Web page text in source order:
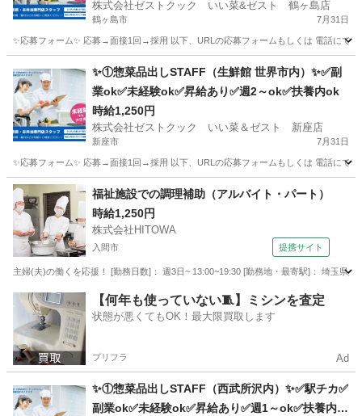
株式会社ゼストクック いい菜&ゼスト 鶴ヶ島店
鶴ヶ島市 7月31日
✨応募フォーム✨ 応募→面接1回→採用 以下、URLの応募フォームもしくは 電話にて
キッチン
✨①惣菜品出しSTAFF（生鮮館 世界市内）✨✅副
業ok✅未経験ok✅昇給あり✅週2～ok✅扶養内ok
時給1,250円
株式会社ゼストクック いい菜＆ゼスト 新座店
新座市 7月31日
✨応募フォーム✨ 応募→面接1回→採用 以下、URLの応募フォームもしくは 電話にて
埼玉 新座市 キッチン スタッフ
福祉施設での調理補助（アルバイト・パート）
時給1,250円
株式会社HITOWA
入間市 提携サイト
主婦(夫)の働くを応援！ [勤務日数]： 週3日~ 13:00~19:30 [勤務地・最寄駅]： 埼玉県
埼玉 入間市 その他
【何年も使っていない🧵】ミシンを査定
状態が悪くてもOK！最大限買取します
プリフラ Ad
✨①惣菜品出しSTAFF（西武所沢内）✨✅駅チカ✅
副業ok✅未経験ok✅昇給あり✅週1～ok✅扶養内o